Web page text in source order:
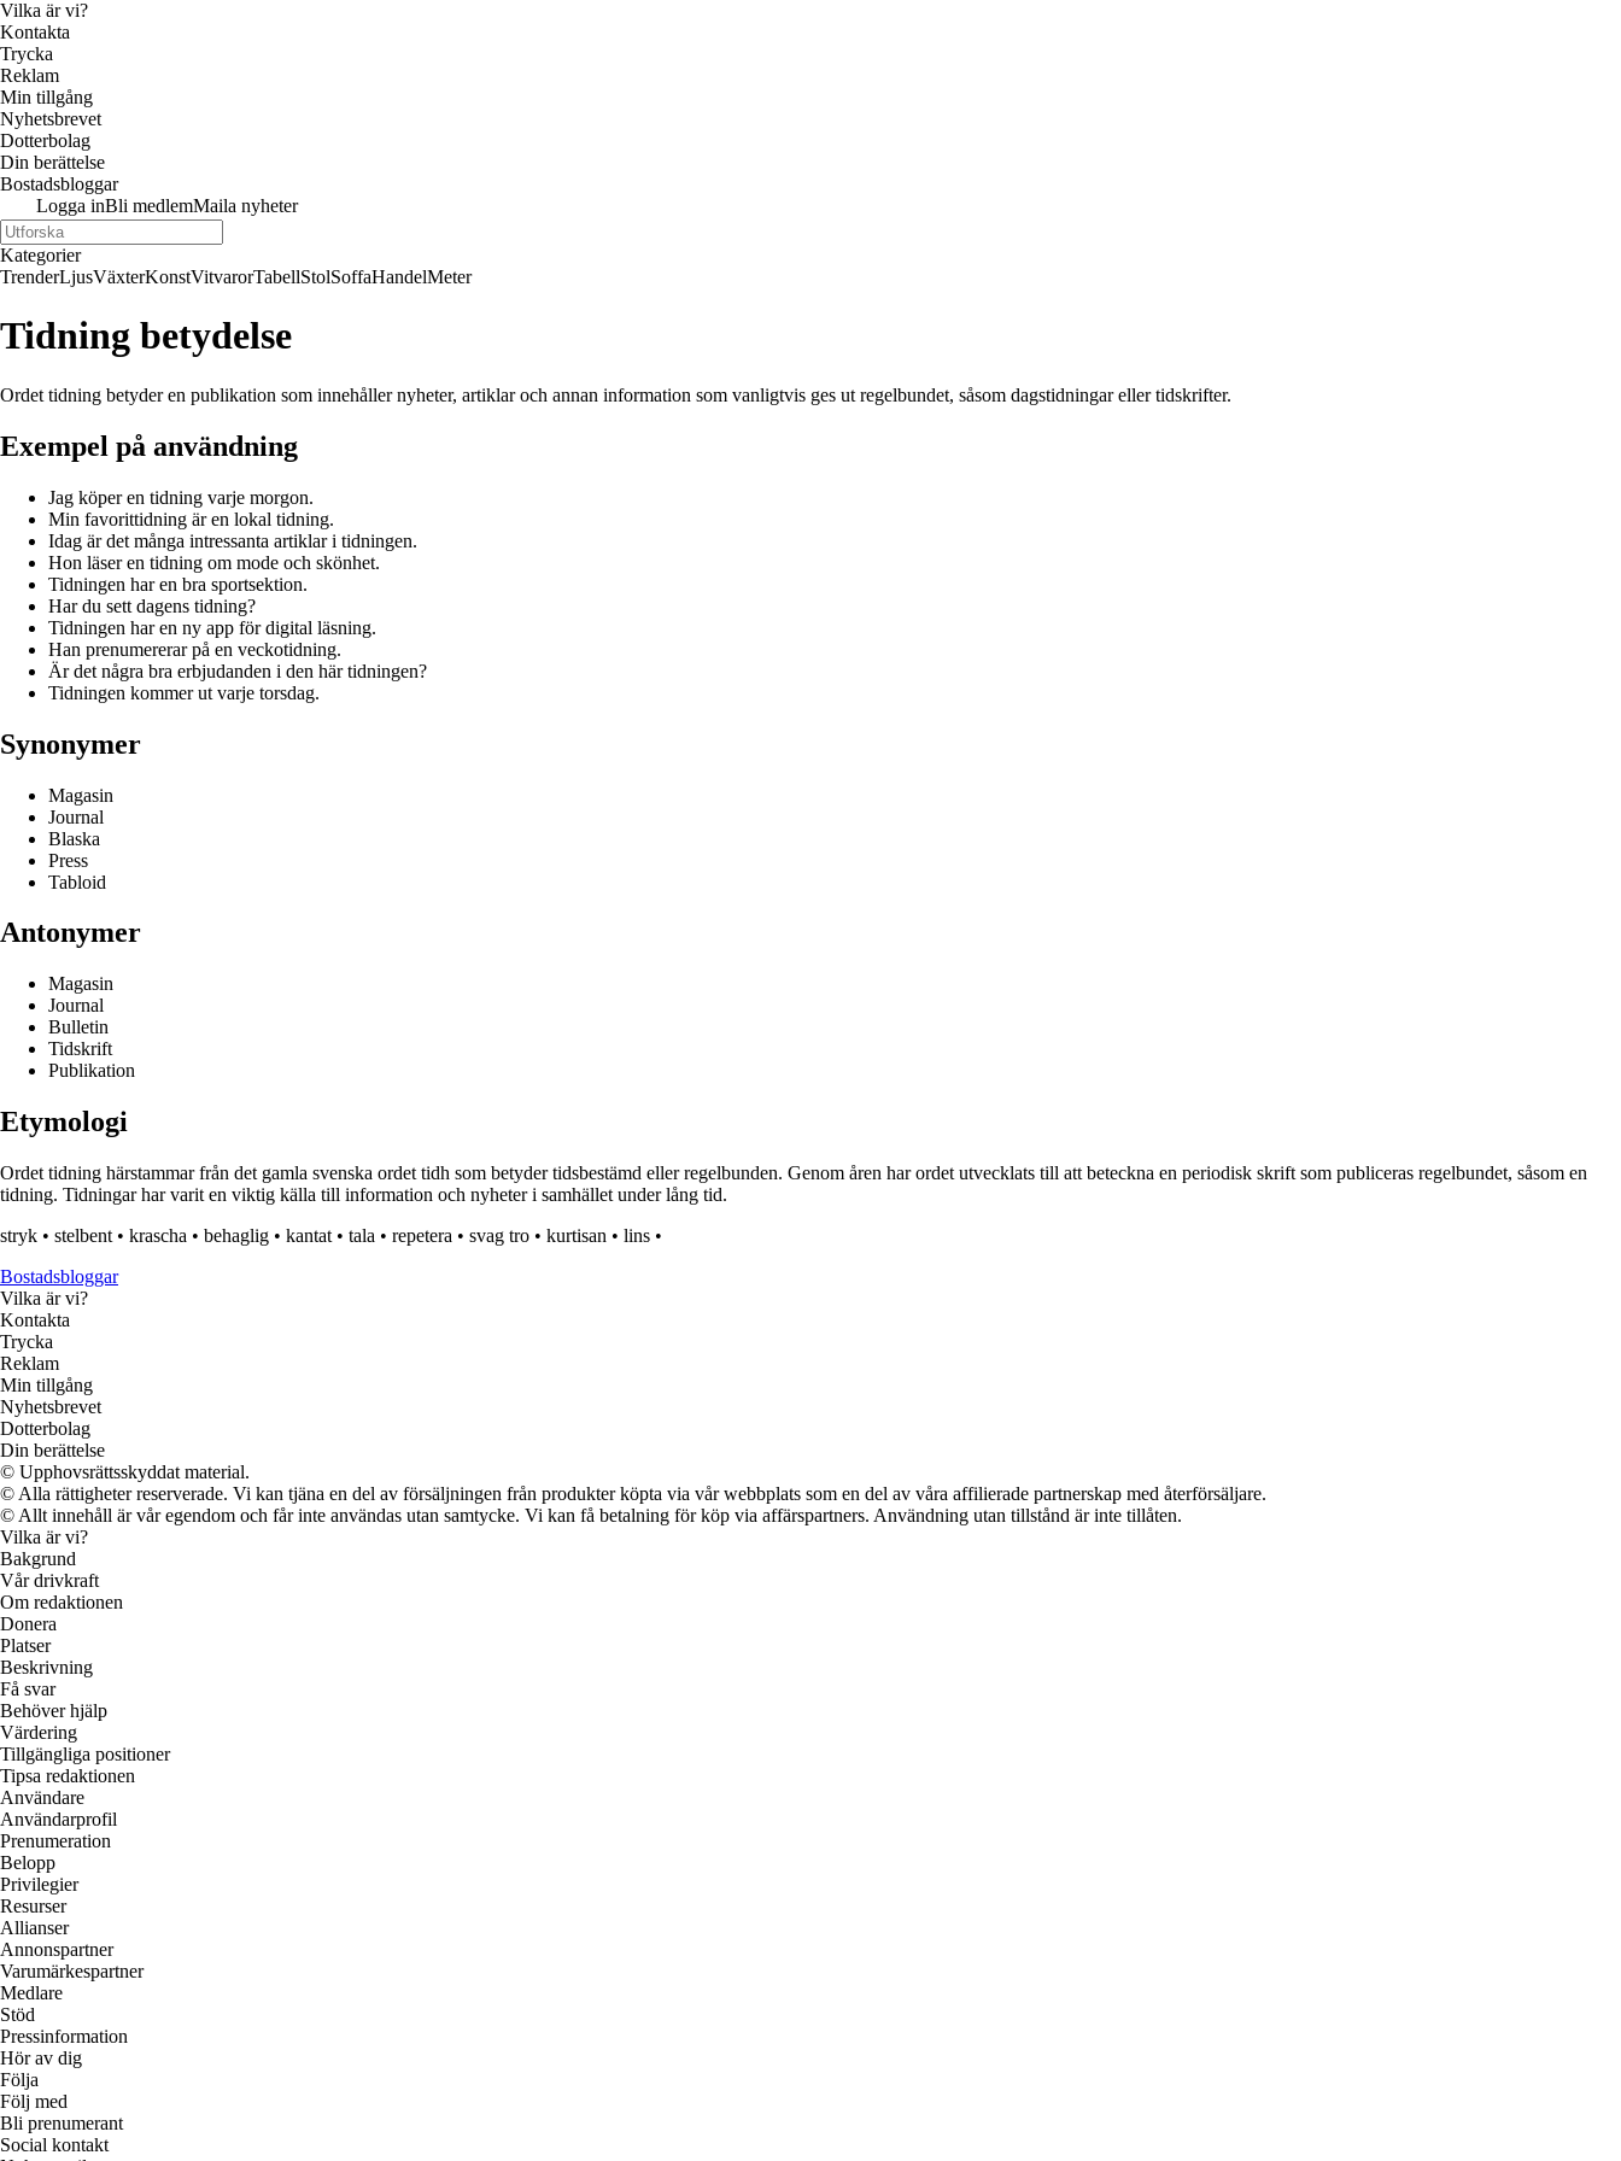
Vilka är vi?
Kontakta
Trycka
Reklam
Min tillgång
Nyhetsbrevet
Dotterbolag
Din berättelse
Bostadsbloggar
Logga inBli medlemMaila nyheter
Kategorier
TrenderLjusVäxterKonstVitvarorTabellStolSoffaHandelMeter
Tidning betydelse
Ordet tidning betyder en publikation som innehåller nyheter, artiklar och annan information som vanligtvis ges ut regelbundet, såsom dagstidningar eller tidskrifter.
Exempel på användning
Jag köper en tidning varje morgon.
Min favorittidning är en lokal tidning.
Idag är det många intressanta artiklar i tidningen.
Hon läser en tidning om mode och skönhet.
Tidningen har en bra sportsektion.
Har du sett dagens tidning?
Tidningen har en ny app för digital läsning.
Han prenumererar på en veckotidning.
Är det några bra erbjudanden i den här tidningen?
Tidningen kommer ut varje torsdag.
Synonymer
Magasin
Journal
Blaska
Press
Tabloid
Antonymer
Magasin
Journal
Bulletin
Tidskrift
Publikation
Etymologi
Ordet tidning härstammar från det gamla svenska ordet tidh som betyder tidsbestämd eller regelbunden. Genom åren har ordet utvecklats till att beteckna en periodisk skrift som publiceras regelbundet, såsom en
tidning. Tidningar har varit en viktig källa till information och nyheter i samhället under lång tid.
stryk • stelbent • krascha • behaglig • kantat • tala • repetera • svag tro • kurtisan • lins •
Bostadsbloggar
Vilka är vi?
Kontakta
Trycka
Reklam
Min tillgång
Nyhetsbrevet
Dotterbolag
Din berättelse
© Upphovsrättsskyddat material.
© Alla rättigheter reserverade. Vi kan tjäna en del av försäljningen från produkter köpta via vår webbplats som en del av våra affilierade partnerskap med återförsäljare.
© Allt innehåll är vår egendom och får inte användas utan samtycke. Vi kan få betalning för köp via affärspartners. Användning utan tillstånd är inte tillåten.
Vilka är vi?
Bakgrund
Vår drivkraft
Om redaktionen
Donera
Platser
Beskrivning
Få svar
Behöver hjälp
Värdering
Tillgängliga positioner
Tipsa redaktionen
Användare
Användarprofil
Prenumeration
Belopp
Privilegier
Resurser
Allianser
Annonspartner
Varumärkespartner
Medlare
Stöd
Pressinformation
Hör av dig
Följa
Följ med
Bli prenumerant
Social kontakt